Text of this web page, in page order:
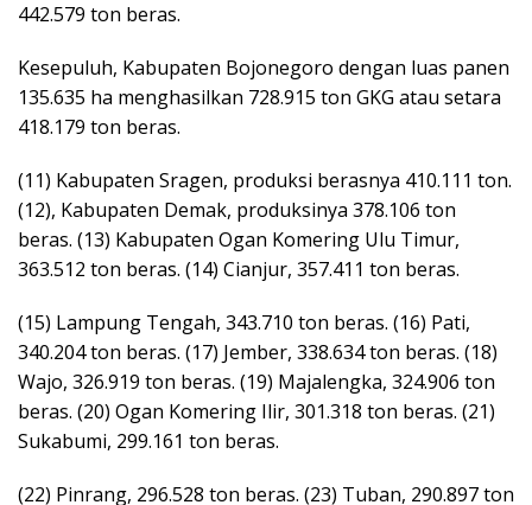
442.579 ton beras.
Kesepuluh, Kabupaten Bojonegoro dengan luas panen
135.635 ha menghasilkan 728.915 ton GKG atau setara
418.179 ton beras.
(11) Kabupaten Sragen, produksi berasnya 410.111 ton.
(12), Kabupaten Demak, produksinya 378.106 ton
beras. (13) Kabupaten Ogan Komering Ulu Timur,
363.512 ton beras. (14) Cianjur, 357.411 ton beras.
(15) Lampung Tengah, 343.710 ton beras. (16) Pati,
340.204 ton beras. (17) Jember, 338.634 ton beras. (18)
Wajo, 326.919 ton beras. (19) Majalengka, 324.906 ton
beras. (20) Ogan Komering Ilir, 301.318 ton beras. (21)
Sukabumi, 299.161 ton beras.
(22) Pinrang, 296.528 ton beras. (23) Tuban, 290.897 ton